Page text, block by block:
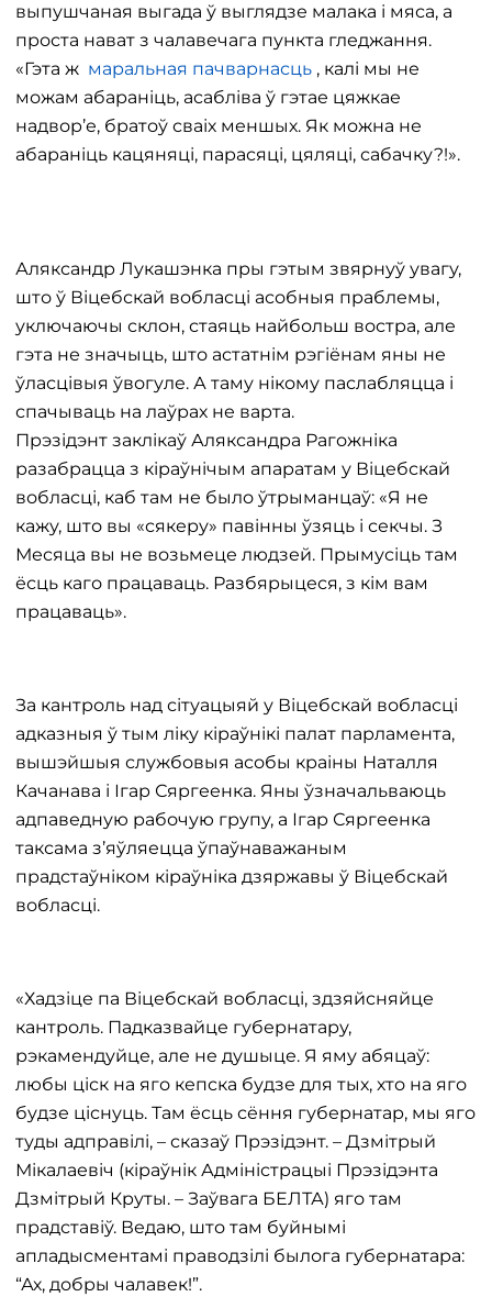
выпушчаная выгада ў выглядзе малака і мяса, а
проста нават з чалавечага пункта гледжання.
«Гэта ж маральная пачварнасць , калі мы не
можам абараніць, асабліва ў гэтае цяжкае
надвор’е, братоў сваіх меншых. Як можна не
абараніць кацяняці, парасяці, цяляці, сабачку?!».
Аляксандр Лукашэнка пры гэтым звярнуў увагу,
што ў Віцебскай вобласці асобныя праблемы,
уключаючы склон, стаяць найбольш востра, але
гэта не значыць, што астатнім рэгіёнам яны не
ўласцівыя ўвогуле. А таму нікому паслабляцца і
спачываць на лаўрах не варта.
Прэзідэнт заклікаў Аляксандра Рагожніка
разабрацца з кіраўнічым апаратам у Віцебскай
вобласці, каб там не было ўтрыманцаў: «Я не
кажу, што вы «сякеру» павінны ўзяць і секчы. З
Месяца вы не возьмеце людзей. Прымусіць там
ёсць каго працаваць. Разбярыцеся, з кім вам
працаваць».
За кантроль над сітуацыяй у Віцебскай вобласці
адказныя ў тым ліку кіраўнікі палат парламента,
вышэйшыя службовыя асобы краіны Наталля
Качанава і Ігар Сяргеенка. Яны ўзначальваюць
адпаведную рабочую групу, а Ігар Сяргеенка
таксама з’яўляецца ўпаўнаважаным
прадстаўніком кіраўніка дзяржавы ў Віцебскай
вобласці.
«Хадзіце па Віцебскай вобласці, здзяйсняйце
кантроль. Падказвайце губернатару,
рэкамендуйце, але не душыце. Я яму абяцаў:
любы ціск на яго кепска будзе для тых, хто на яго
будзе ціснуць. Там ёсць сёння губернатар, мы яго
туды адправілі, – сказаў Прэзідэнт. – Дзмітрый
Мікалаевіч (кіраўнік Адміністрацыі Прэзідэнта
Дзмітрый Круты. – Заўвага БЕЛТА) яго там
прадставіў. Ведаю, што там буйнымі
апладысментамі праводзілі былога губернатара:
“Ах, добры чалавек!”.